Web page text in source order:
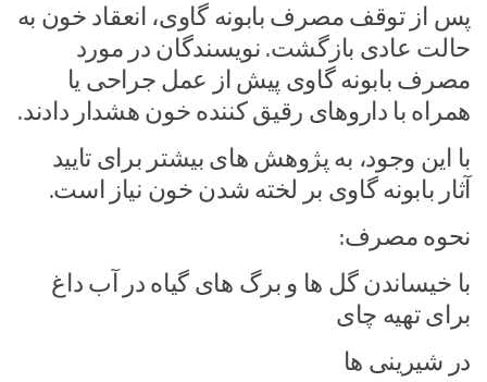
پس از توقف مصرف بابونه گاوی، انعقاد خون به
حالت عادی بازگشت. نویسندگان در مورد
مصرف بابونه گاوی پیش از عمل جراحی یا
همراه با داروهای رقیق کننده خون هشدار دادند.
با این وجود، به پژوهش های بیشتر برای تایید
آثار بابونه گاوی بر لخته شدن خون نیاز است.
نحوه مصرف:
با خیساندن گل ها و برگ های گیاه در آب داغ
برای تهیه چای
در شیرینی ها